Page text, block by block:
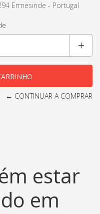
Ermesinde - Portugal
+
← CONTINUAR A COMPRAR
estar
em